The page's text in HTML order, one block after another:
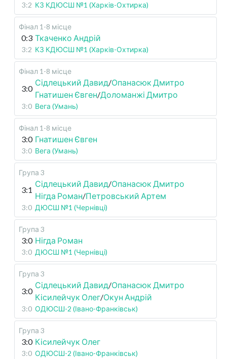
3:2 КЗ КДЮСШ №1 (Харків-Охтирка)
Фінал 1-8 місце
0:3 Ткаченко Андрій
3:2 КЗ КДЮСШ №1 (Харків-Охтирка)
Фінал 1-8 місце
3:0
Сідлецький Давид/Опанасюк Дмитро
Гнатишен Євген/Доломанжі Дмитро
3:0 Вега (Умань)
Фінал 1-8 місце
3:0 Гнатишен Євген
3:0 Вега (Умань)
Група 3
3:1
Сідлецький Давид/Опанасюк Дмитро
Нігда Роман/Петровський Артем
3:0 ДЮСШ №1 (Чернівці)
Група 3
3:0 Нігда Роман
3:0 ДЮСШ №1 (Чернівці)
Група 3
3:0
Сідлецький Давид/Опанасюк Дмитро
Кісилейчук Олег/Окун Андрій
3:0 ОДЮСШ-2 (Івано-Франківськ)
Група 3
3:0 Кісилейчук Олег
3:0 ОДЮСШ-2 (Івано-Франківськ)